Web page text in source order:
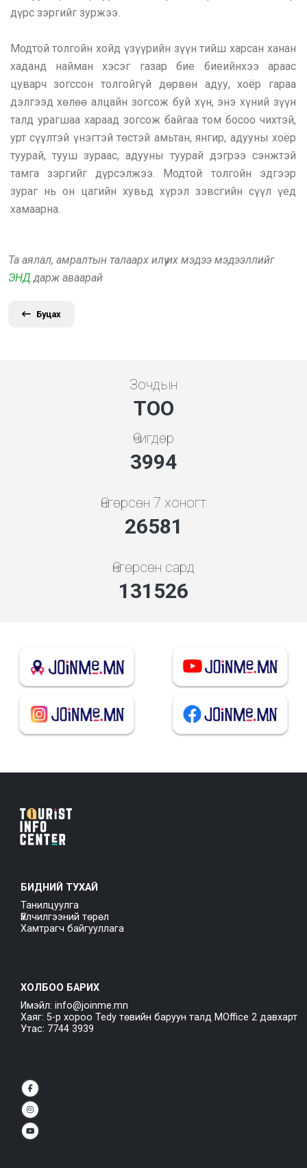
дүрс зэргийг зуржээ.
Модтой толгойн хойд үзүүрийн зүүн тийш харсан ханан
хаданд найман хэсэг газар бие биеийнхээ араас
цуварч зогссон толгойгүй дөрвөн адуу, хоёр гараа
дэлгээд хөлөө алцайн зогсож буй хүн, энэ хүний зүүн
талд урагшаа хараад зогсож байгаа том босоо чихтэй,
урт сүүлтэй үнэгтэй төстэй амьтан, янгир, адууны хоёр
туурай, тууш зураас, адууны туурай дэгрээ сэнжтэй
тамга зэргийг дүрсэлжээ. Модтой толгойн эдгээр
зураг нь он цагийн хувьд хүрэл зэвсгийн сүүл үед
хамаарна.
Та аялал, амралтын талаарх илүү их мэдээ мэдээллийг
ЭНД дарж аваарай
Буцах
Зочдын
ТОО
Өчигдөр
4279
Өнгөрсөн 7 хоногт
28480
Өнгөрсөн сард
140921
БИДНИЙ ТУХАЙ
Танилцуулга
Үйлчилгээний төрөл
Хамтрагч байгууллага
ХОЛБОО БАРИХ
Имэйл: info@joinme.mn
Хаяг: 5-р хороо Tedy төвийн баруун талд MOffice 2 давхарт
Утас: 7744 3939